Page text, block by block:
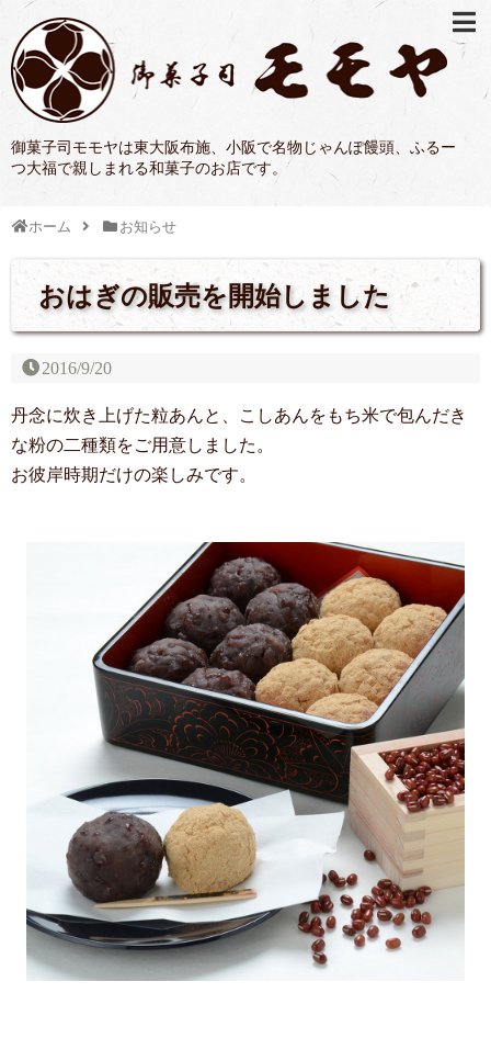
御菓子司モモヤは東大阪布施、小阪で名物じゃんぽ饅頭、ふるー
つ大福で親しまれる和菓子のお店です。
ホーム お知らせ
おはぎの販売を開始しました
2016/9/20
丹念に炊き上げた粒あんと、こしあんをもち米で包んだき
な粉の二種類をご用意しました。
お彼岸時期だけの楽しみです。